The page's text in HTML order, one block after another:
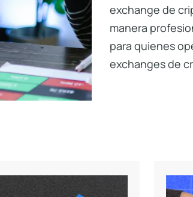
exchange de
manera
para quienes
exchanges de